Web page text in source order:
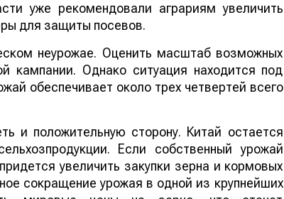
уже рекомендовали аграриям увеличить
для защиты посевов.
неурожае. Оценить масштаб возможных
кампании. Однако ситуация находится под
обеспечивает около трех четвертей всего
и положительную сторону. Китай остается
Если собственный урожай
увеличить закупки зерна и кормовых
сокращение урожая в одной из крупнейших